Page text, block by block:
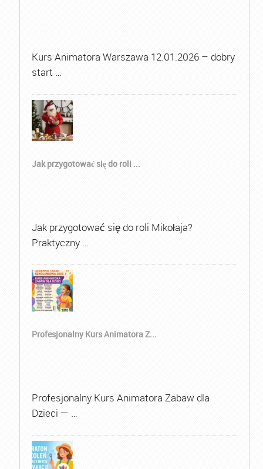
Kurs Animatora Warszawa 12.01.2026 – dobry
start …
Jak przygotować się do roli ...
Jak przygotować się do roli Mikołaja?
Praktyczny …
Profesjonalny Kurs Animatora Z...
Profesjonalny Kurs Animatora Zabaw dla
Dzieci — …